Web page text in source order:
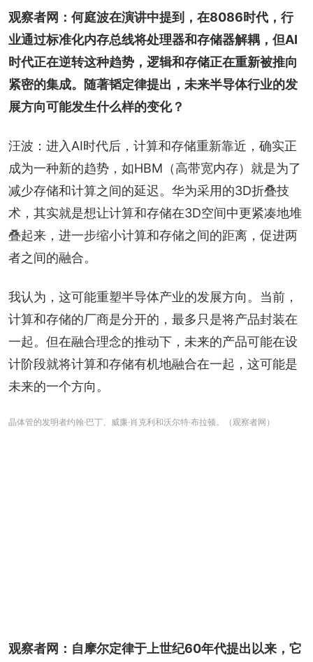
观察者网：何庭波在演讲中提到，在8086时代，行
业通过标准化内存总线将处理器和存储器解耦，但AI
时代正在逆转这种趋势，逻辑和存储正在重新被推向
紧密的集成。随著韬定律提出，未来半导体行业的发
展方向可能发生什么样的变化？
汪波：进入AI时代后，计算和存储重新靠近，确实正
成为一种新的趋势，如HBM（高带宽内存）就是为了
减少存储和计算之间的延迟。华为采用的3D折叠技
术，其实就是想让计算和存储在3D空间中更紧凑地堆
叠起来，进一步缩小计算和存储之间的距离，促进两
者之间的融合。
我认为，这可能重塑半导体产业的发展方向。当前，
计算和存储的厂商是分开的，最多只是将产品封装在
一起。但在融合理念的推动下，未来的产品可能在设
计阶段就将计算和存储有机地融合在一起，这可能是
未来的一个方向。
晶体管的发明者约翰·巴丁、威廉·肖克利和沃尔特·布拉顿。（观察者网）
观察者网：自摩尔定律于上世纪60年代提出以来，它